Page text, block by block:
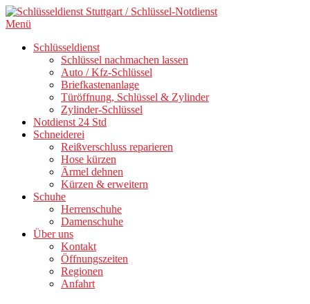
Direkt
zum
Menü
Schlüsseldienst
Schlüssel nachmachen lassen
Auto / Kfz-Schlüssel
Briefkastenanlage
Türöffnung, Schlüssel & Zylinder
Zylinder-Schlüssel
Notdienst 24 Std
Schneiderei
Reißverschluss reparieren
Hose kürzen
Ärmel dehnen
Kürzen & erweitern
Schuhe
Herrenschuhe
Damenschuhe
Über uns
Kontakt
Öffnungszeiten
Regionen
Anfahrt